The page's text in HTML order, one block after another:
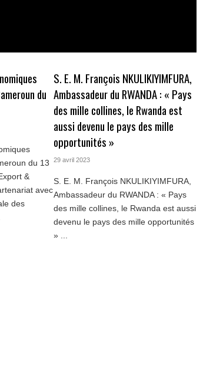
du
du 13
&
avec
des
S. E. M. François NKULIKIYIMFURA,
Ambassadeur du RWANDA : « Pays
des mille collines, le Rwanda est
aussi devenu le pays des mille
opportunités »
29 avril 2023
S. E. M. François NKULIKIYIMFURA,
Ambassadeur du RWANDA : « Pays
des mille collines, le Rwanda est aussi
devenu le pays des mille opportunités
» ...